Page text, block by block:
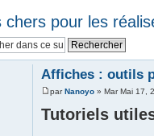
pour les
Affiches : outils
parNanoyo» Mar Mai 17,
Tutoriels